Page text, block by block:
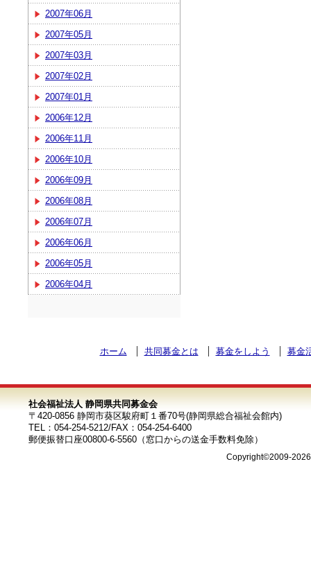
2007年06月
2007年05月
2007年03月
2007年02月
2007年01月
2006年12月
2006年11月
2006年10月
2006年09月
2006年08月
2006年07月
2006年06月
2006年05月
2006年04月
ホーム 共同募金とは 募金をしよう 募金
社会福祉法人 静岡県共同募金会
〒420-0856 静岡市葵区駿府町１番70号(静岡県総合福祉会館内)
TEL：054-254-5212/FAX：054-254-6400
郵便振替口座00800-6-5560（窓口からの送金手数料免除）
Copyright©2009-